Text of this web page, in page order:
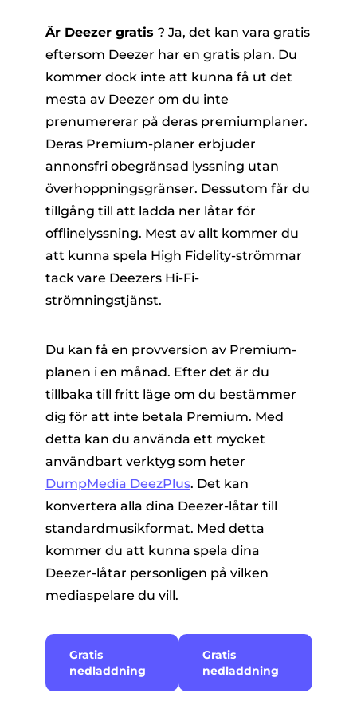
Är Deezer gratis ? Ja, det kan vara gratis
eftersom Deezer har en gratis plan. Du
kommer dock inte att kunna få ut det
mesta av Deezer om du inte
prenumererar på deras premiumplaner.
Deras Premium-planer erbjuder
annonsfri obegränsad lyssning utan
överhoppningsgränser. Dessutom får du
tillgång till att ladda ner låtar för
offlinelyssning. Mest av allt kommer du
att kunna spela High Fidelity-strömmar
tack vare Deezers Hi-Fi-
strömningstjänst.
Du kan få en provversion av Premium-
planen i en månad. Efter det är du
tillbaka till fritt läge om du bestämmer
dig för att inte betala Premium. Med
detta kan du använda ett mycket
användbart verktyg som heter
DumpMedia DeezPlus. Det kan
konvertera alla dina Deezer-låtar till
standardmusikformat. Med detta
kommer du att kunna spela dina
Deezer-låtar personligen på vilken
mediaspelare du vill.
Gratis
nedladdning
Gratis
nedladdning